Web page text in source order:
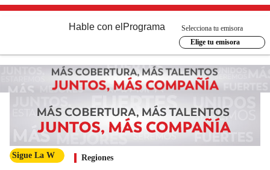
Hable con el Programa
Selecciona tu emisora
Elige tu emisora
Sigue La W Regiones